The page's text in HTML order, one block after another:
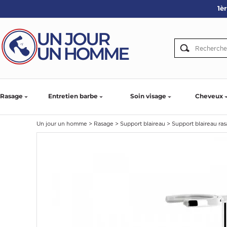
Rasage Entretien barbe Soin visage Cheveux
Un jour un homme > Rasage > Support blaireau > Support blaireau